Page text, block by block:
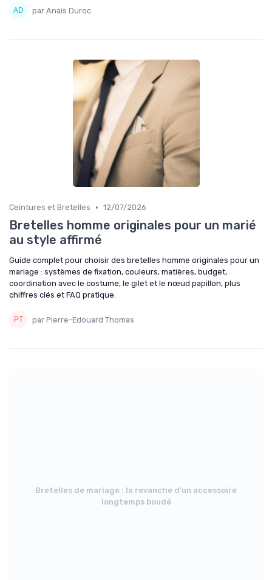
par Anaïs Duroc
Ceintures et Bretelles • 12/07/2026
Bretelles homme originales pour un marié
au style affirmé
Guide complet pour choisir des bretelles homme originales pour un
mariage : systèmes de fixation, couleurs, matières, budget,
coordination avec le costume, le gilet et le nœud papillon, plus
chiffres clés et FAQ pratique.
par Pierre-Edouard Thomas
Bretelles de mariage : la revanche d'un accessoire
longtemps boudé